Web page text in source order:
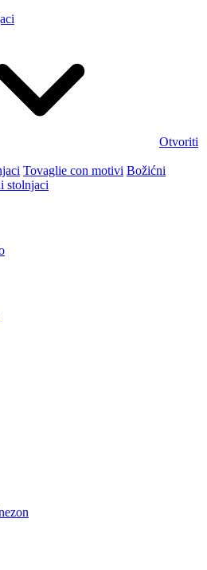
Otvoriti
Tovaglie con motivi Božićni
stolnjaci